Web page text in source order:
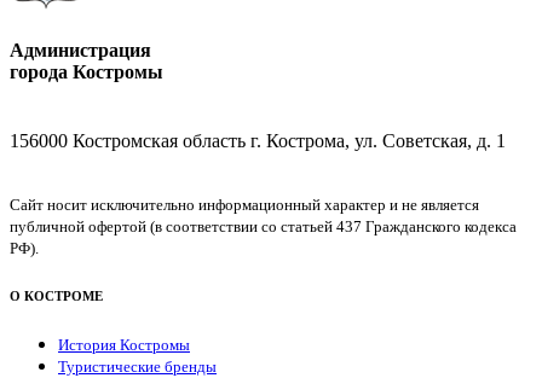
Администрация
города Костромы
156000 Костромская область г. Кострома, ул. Советская, д. 1
Сайт носит исключительно информационный характер и не является
публичной офертой (в соответствии со статьей 437 Гражданского кодекса
РФ).
О КОСТРОМЕ
История Костромы
Туристические бренды